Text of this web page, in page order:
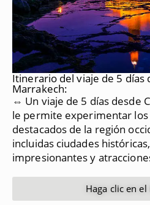
Itinerario del viaje de 5 días
Marrakech:
⇔ Un viaje de 5 días desde
le permite experimentar los
destacados de la región
incluidas ciudades
impresionantes y
Haga clic en